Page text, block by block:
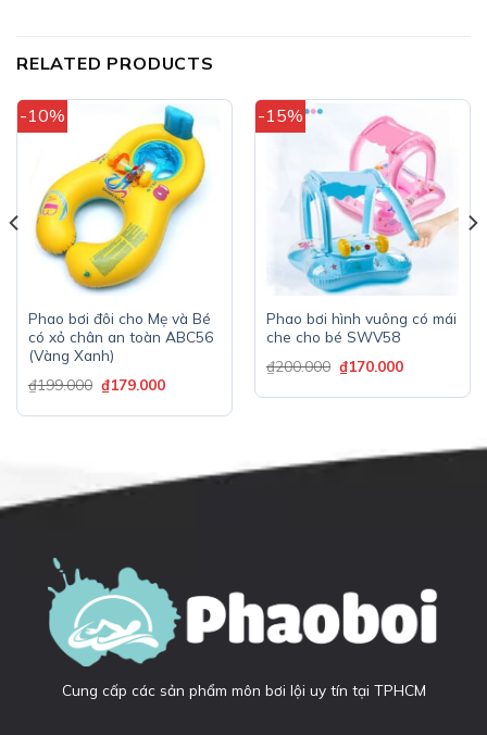
RELATED PRODUCTS
-10%
Phao bơi đôi cho Mẹ và Bé
có xỏ chân an toàn ABC56
(Vàng Xanh)
₫199.000 ₫179.000
-15%
Phao bơi hình vuông có mái
che cho bé SWV58
₫200.000 ₫170.000
Cung cấp các sản phẩm môn bơi lội uy tín tại TPHCM